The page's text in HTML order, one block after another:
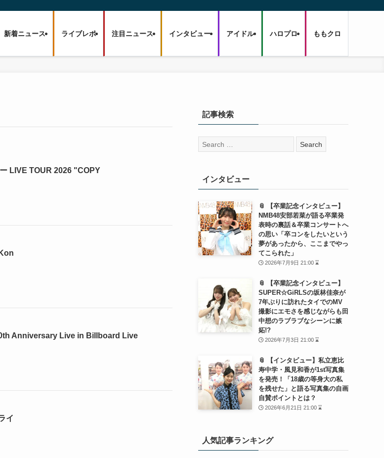
新着ニュース ライブレポ 注目ニュース インタビュー アイドル ハロプロ ももクロ
LIVE TOUR 2026 "COPY
Anniversary Live in Billboard Live
イ
記事検索
検
索:
インタビュー
📎 【卒業記念インタビュー】
NMB48安部若菜が語る卒業発
表時の裏話＆卒業コンサートへ
の思い「卒コンをしたいという
夢があったから、ここまでやっ
てこられた」
2026年7月9日 21:00 ⌛
📎 【卒業記念インタビュー】
SUPER☆GiRLSの坂林佳奈が
7年ぶりに訪れたタイでのMV
撮影にエモさを感じながらも田
中想のラブラブなシーンに嫉
妬!?
2026年7月3日 21:00 ⌛
📎 【インタビュー】私立恵比
寿中学・風見和香が1st写真集
を発売！「18歳の等身大の私
を残せた」と語る写真集の自画
自賛ポイントとは？
2026年6月21日 21:00 ⌛
人気記事ランキング